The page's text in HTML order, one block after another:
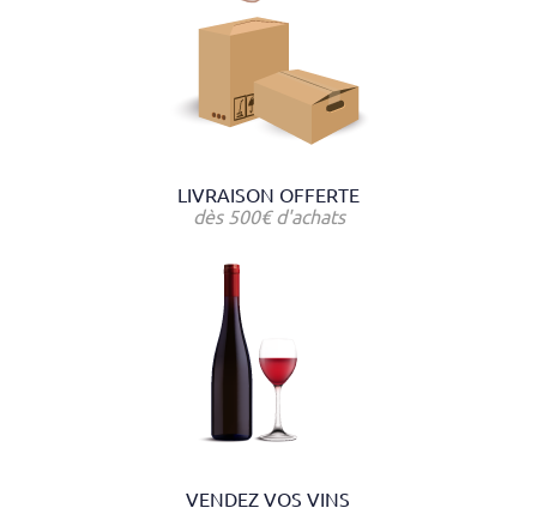
LIVRAISON OFFERTE
dès 500€ d'achats
VENDEZ VOS VINS